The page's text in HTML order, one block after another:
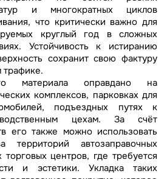
и многократных циклов
что критически важно для
круглый год в сложных
Устойчивость к истиранию
сохранит свою фактуру
материала оправдано на
комплексов, парковках для
подъездных путях к
цехам. За счёт
его также можно использовать
территорий автозаправочных
центров, где требуется
и эстетики. Укладка таких